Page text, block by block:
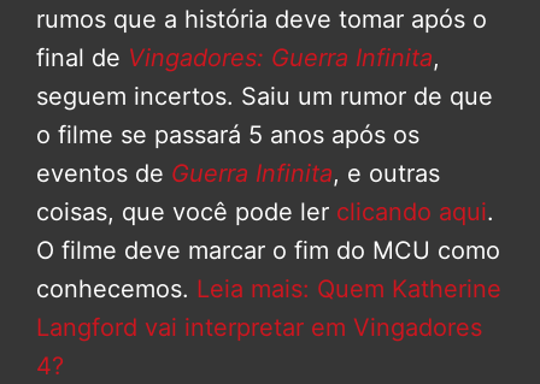
rumos que a história deve tomar após o
final de Vingadores: Guerra Infinita,
seguem incertos. Saiu um rumor de que
o filme se passará 5 anos após os
eventos de Guerra Infinita, e outras
coisas, que você pode ler clicando aqui.
O filme deve marcar o fim do MCU como
conhecemos. Leia mais: Quem Katherine
Langford vai interpretar em Vingadores
4?